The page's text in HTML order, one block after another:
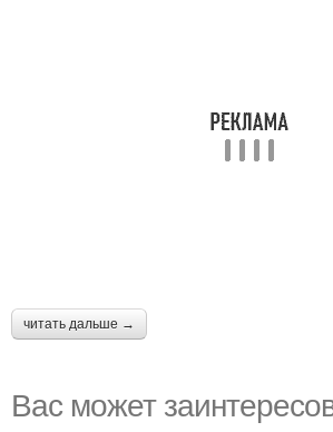
читать дальше →
Вас может